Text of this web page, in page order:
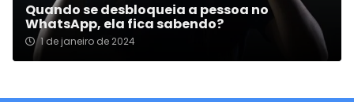
Quando se desbloqueia a pessoa no
WhatsApp, ela fica sabendo?
1 de janeiro de 2024